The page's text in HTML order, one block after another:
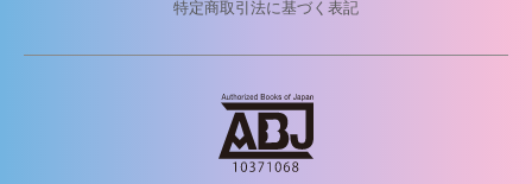
特定商取引法に基づく表記